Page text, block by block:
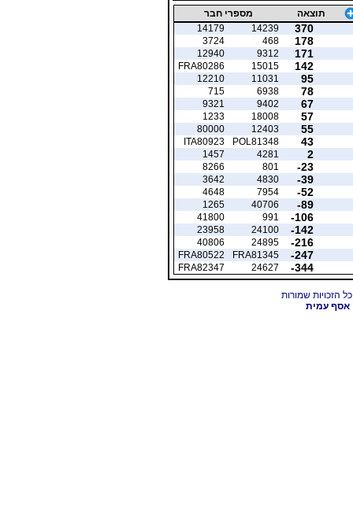
תוצאה מספרי חבר
370
14239
14179
178
468
3724
171
9312
12940
142
15015
FRA80286
95
11031
12210
78
6938
715
67
9402
9321
57
18008
1233
55
12403
80000
43
POL81348
ITA80923
2
4281
1457
-23
801
8266
-39
4830
3642
-52
7954
4648
-89
40706
1265
-106
991
41800
-142
24100
23958
-216
24895
40806
-247
FRA81345
FRA80522
-344
24627
FRA82347
אסף עמית